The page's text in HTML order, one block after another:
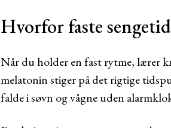
Hvorfor faste
Når du holder en fast rytme, lærer
melatonin stiger på det rigtige
falde i søvn og vågne uden